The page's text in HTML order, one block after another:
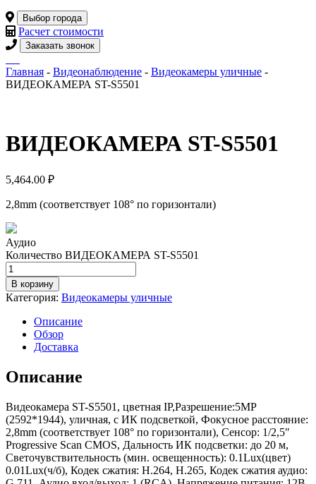
Выбор города
Расчет стоимости
Заказать звонок
Главная - Видеонаблюдение - Видеокамеры уличные -
ВИДЕОКАМЕРА ST-S5501
ВИДЕОКАМЕРА ST-S5501
5,464.00 ₽
2,8mm (соответствует 108° по горизонтали)
Аудио
Количество ВИДЕОКАМЕРА ST-S5501
В корзину
Категория: Видеокамеры уличные
Описание
Обзор
Доставка
Описание
Видеокамера ST-S5501, цветная IP,Разрешение:5MP
(2592*1944), уличная, с ИК подсветкой, Фокусное расстояние:
2,8mm (соответствует 108° по горизонтали), Сенсор: 1/2,5″
Progressive Scan CMOS, Дальность ИК подсветки: до 20 м,
Светочувствительность (мин. освещенность): 0.1Lux(цвет)
0.01Lux(ч/б), Кодек сжатия: H.264, H.265, Кодек сжатия аудио: